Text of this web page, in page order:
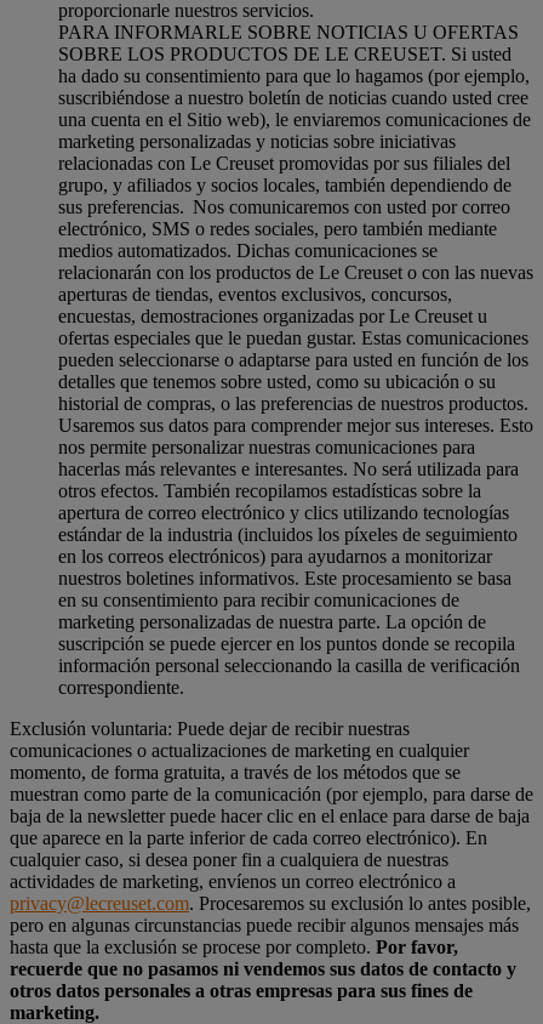
proporcionarle nuestros servicios.
PARA INFORMARLE SOBRE NOTICIAS U OFERTAS
SOBRE LOS PRODUCTOS DE LE CREUSET. Si usted
ha dado su consentimiento para que lo hagamos (por ejemplo,
suscribiéndose a nuestro boletín de noticias cuando usted cree
una cuenta en el Sitio web), le enviaremos comunicaciones de
marketing personalizadas y noticias sobre iniciativas
relacionadas con Le Creuset promovidas por sus filiales del
grupo, y afiliados y socios locales, también dependiendo de
sus preferencias. Nos comunicaremos con usted por correo
electrónico, SMS o redes sociales, pero también mediante
medios automatizados. Dichas comunicaciones se
relacionarán con los productos de Le Creuset o con las nuevas
aperturas de tiendas, eventos exclusivos, concursos,
encuestas, demostraciones organizadas por Le Creuset u
ofertas especiales que le puedan gustar. Estas comunicaciones
pueden seleccionarse o adaptarse para usted en función de los
detalles que tenemos sobre usted, como su ubicación o su
historial de compras, o las preferencias de nuestros productos.
Usaremos sus datos para comprender mejor sus intereses. Esto
nos permite personalizar nuestras comunicaciones para
hacerlas más relevantes e interesantes. No será utilizada para
otros efectos. También recopilamos estadísticas sobre la
apertura de correo electrónico y clics utilizando tecnologías
estándar de la industria (incluidos los píxeles de seguimiento
en los correos electrónicos) para ayudarnos a monitorizar
nuestros boletines informativos. Este procesamiento se basa
en su consentimiento para recibir comunicaciones de
marketing personalizadas de nuestra parte. La opción de
suscripción se puede ejercer en los puntos donde se recopila
información personal seleccionando la casilla de verificación
correspondiente.
Exclusión voluntaria: Puede dejar de recibir nuestras
comunicaciones o actualizaciones de marketing en cualquier
momento, de forma gratuita, a través de los métodos que se
muestran como parte de la comunicación (por ejemplo, para darse de
baja de la newsletter puede hacer clic en el enlace para darse de baja
que aparece en la parte inferior de cada correo electrónico). En
cualquier caso, si desea poner fin a cualquiera de nuestras
actividades de marketing, envíenos un correo electrónico a
privacy@lecreuset.com. Procesaremos su exclusión lo antes posible,
pero en algunas circunstancias puede recibir algunos mensajes más
hasta que la exclusión se procese por completo. Por favor,
recuerde que no pasamos ni vendemos sus datos de contacto y
otros datos personales a otras empresas para sus fines de
marketing.